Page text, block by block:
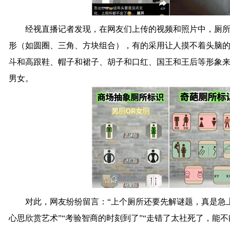
经视直播记者发现，在网友们上传的视频和照片中，厕
形（如圆圈、三角、方块组合），有的采用让人摸不着头脑
斗和高跟鞋、帽子和裙子、胡子和口红、国王和王后等形象
男女。
对此，网友纷纷留言：“上个厕所还要先解谜题，真是急
心思欣赏艺术”“考验智商的时刻到了”“走错了太社死了，能